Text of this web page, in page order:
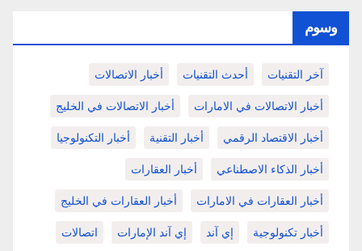
وسوم
آخر التقنيات أحدث التقنيات أخبار الاتصالات
أخبار الاتصالات في الامارات أخبار الاتصالات في الخليج
أخبار الاقتصاد الرقمي أخبار التقنية أخبار التكنولوجيا
أخبار الذكاء الاصطناعي أخبار العقارات
أخبار العقارات في الامارات أخبار العقارات في الخليج
أخبار تكنولوجية إي آند إي آند الإمارات اتصالات